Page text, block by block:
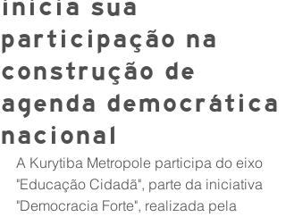
inicia sua
participação na
construção de
agenda democrática
nacional
A Kurytiba Metropole participa do eixo
"Educação Cidadã", parte da iniciativa
"Democracia Forte", realizada pela